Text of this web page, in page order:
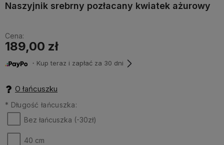
Naszyjnik srebrny pozłacany kwiatek ażurowy
Cena:
189,00 zł
・Kup teraz i zapłać za 30 dni
O łańcuszku
* Długość łańcuszka:
Bez łańcuszka (-30zł)
40 cm